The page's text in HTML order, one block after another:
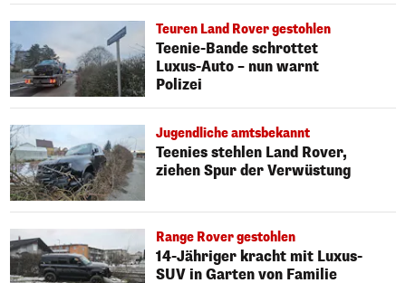
Teuren Land Rover gestohlen
Teenie-Bande schrottet
Luxus-Auto – nun warnt
Polizei
Jugendliche amtsbekannt
Teenies stehlen Land Rover,
ziehen Spur der Verwüstung
Range Rover gestohlen
14-Jähriger kracht mit Luxus-
SUV in Garten von Familie